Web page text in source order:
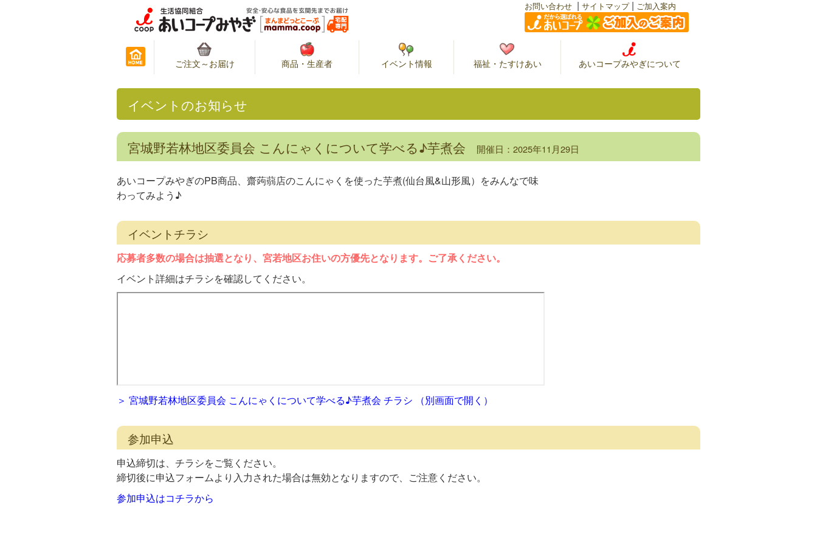
お問い合わせ | サイトマップ| ご加入案内
ご注文～お届け 商品・生産者 イベント情報 福祉・たすけあい あいコープみやぎについて
イベントのお知らせ
宮城野若林地区委員会 こんにゃくについて学べる♪芋煮会 開催日：2025年11月29日
あいコープみやぎのPB商品、齋蒟蒻店のこんにゃくを使った芋煮(仙台風&山形風）をみんなで味
わってみよう♪
イベントチラシ
応募者多数の場合は抽選となり、宮若地区お住いの方優先となります。ご了承ください。
イベント詳細はチラシを確認してください。
＞ 宮城野若林地区委員会 こんにゃくについて学べる♪芋煮会 チラシ （別画面で開く）
参加申込
申込締切は、チラシをご覧ください。
締切後に申込フォームより入力された場合は無効となりますので、ご注意ください。
参加申込はコチラから